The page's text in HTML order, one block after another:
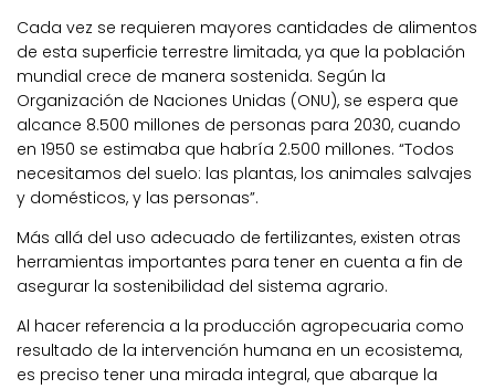
Cada vez se requieren mayores cantidades de alimentos
de esta superficie terrestre limitada, ya que la población
mundial crece de manera sostenida. Según la
Organización de Naciones Unidas (ONU), se espera que
alcance 8.500 millones de personas para 2030, cuando
en 1950 se estimaba que habría 2.500 millones. “Todos
necesitamos del suelo: las plantas, los animales salvajes
y domésticos, y las personas”.
Más allá del uso adecuado de fertilizantes, existen otras
herramientas importantes para tener en cuenta a fin de
asegurar la sostenibilidad del sistema agrario.
Al hacer referencia a la producción agropecuaria como
resultado de la intervención humana en un ecosistema,
es preciso tener una mirada integral, que abarque la